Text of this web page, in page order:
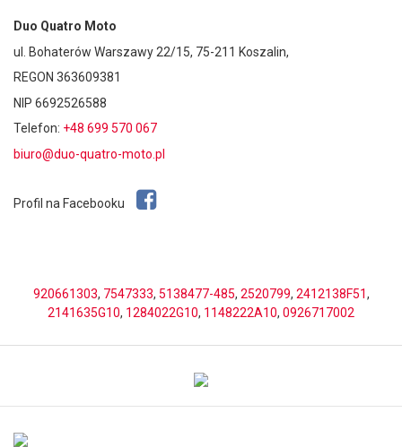
Duo Quatro Moto
ul. Bohaterów Warszawy 22/15, 75-211 Koszalin,
REGON 363609381
NIP 6692526588
Telefon: +48 699 570 067
biuro@duo-quatro-moto.pl
Profil na Facebooku
920661303, 7547333, 5138477-485, 2520799, 2412138F51,
2141635G10, 1284022G10, 1148222A10, 0926717002